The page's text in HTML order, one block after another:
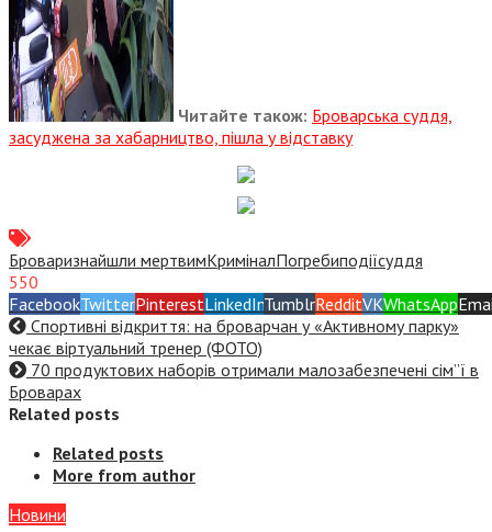
Читайте також: Броварська суддя,
засуджена за хабарництво, пішла у відставку
Броваризнайшли мертвимКриміналПогребиподіїсуддя
550
FacebookTwitterPinterestLinkedInTumblrRedditVKWhatsApp
Спортивні відкриття: на броварчан у «Активному парку»
чекає віртуальний тренер (ФОТО)
70 продуктових наборів отримали малозабезпечені сім”ї в
Броварах
Related posts
Related posts
More from author
Новини